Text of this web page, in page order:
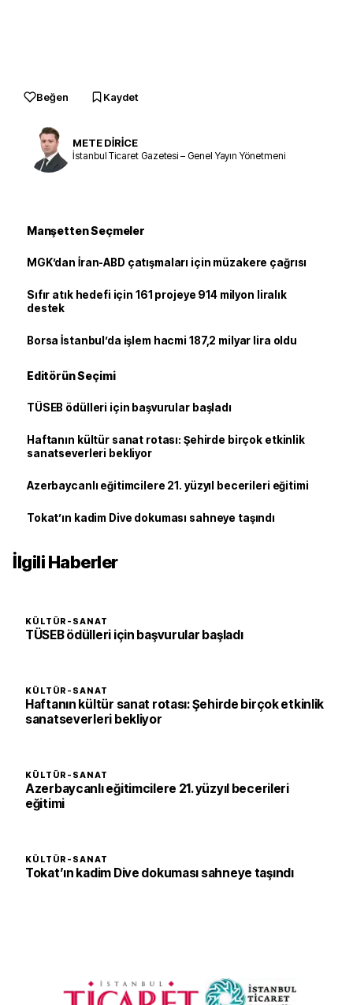
Beğen Kaydet
METE DİRİCE
İstanbul Ticaret Gazetesi – Genel Yayın Yönetmeni
Manşetten Seçmeler
MGK’dan İran-ABD çatışmaları için müzakere çağrısı
Sıfır atık hedefi için 161 projeye 914 milyon liralık
destek
Borsa İstanbul’da işlem hacmi 187,2 milyar lira oldu
Editörün Seçimi
TÜSEB ödülleri için başvurular başladı
Haftanın kültür sanat rotası: Şehirde birçok etkinlik
sanatseverleri bekliyor
Azerbaycanlı eğitimcilere 21. yüzyıl becerileri eğitimi
Tokat’ın kadim Dive dokuması sahneye taşındı
İlgili Haberler
KÜLTÜR-SANAT
TÜSEB ödülleri için başvurular başladı
KÜLTÜR-SANAT
Haftanın kültür sanat rotası: Şehirde birçok etkinlik
sanatseverleri bekliyor
KÜLTÜR-SANAT
Azerbaycanlı eğitimcilere 21. yüzyıl becerileri
eğitimi
KÜLTÜR-SANAT
Tokat’ın kadim Dive dokuması sahneye taşındı